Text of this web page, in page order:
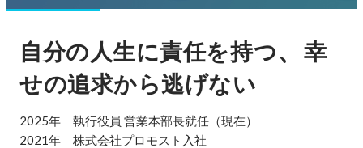
自分の人生に責任を持つ、 幸
せの追求から逃げない
2025年　執行役員 営業本部長就任（現在）
2021年　株式会社プロモスト入社